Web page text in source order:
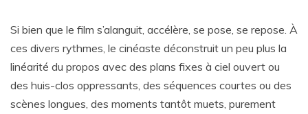
Si bien que le film s’alanguit, accélère, se pose, se repose. À
ces divers rythmes, le cinéaste déconstruit un peu plus la
linéarité du propos avec des plans fixes à ciel ouvert ou
des huis-clos oppressants, des séquences courtes ou des
scènes longues, des moments tantôt muets, purement